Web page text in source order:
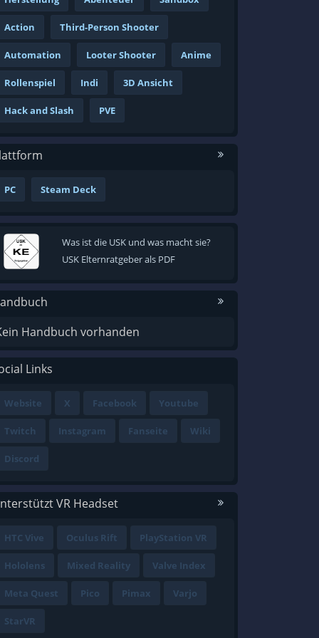
Action Third-Person Shooter
Automation Looter Shooter Anime
Rollenspiel Indi 3D Ansicht
Hack and Slash PVE
PC Steam Deck
Was ist die USK und was macht sie?
USK Elternratgeber als PDF
Handbuch vorhanden
Links
Website X Facebook Youtube
Twitch Instagram Fanseite Wiki
Discord
VR Headset
HTC Vive Oculus Rift PlayStation VR
Hololens Mixed Reality Valve Index
Meta Quest Pico Pimax Varjo
StarVR